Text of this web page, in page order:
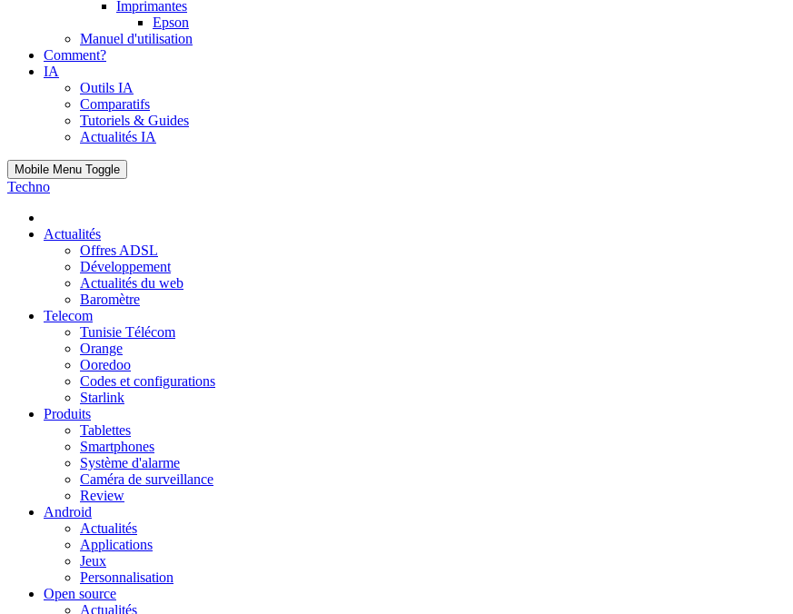
Imprimantes
Epson
Manuel d'utilisation
Comment?
IA
Outils IA
Comparatifs
Tutoriels & Guides
Actualités IA
Mobile Menu Toggle
Techno
Actualités
Offres ADSL
Développement
Actualités du web
Baromètre
Telecom
Tunisie Télécom
Orange
Ooredoo
Codes et configurations
Starlink
Produits
Tablettes
Smartphones
Système d'alarme
Caméra de surveillance
Review
Android
Actualités
Applications
Jeux
Personnalisation
Open source
Actualités